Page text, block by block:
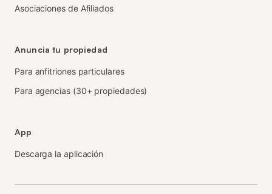
Asociaciones de Afiliados
Anuncia tu propiedad
Para anfitriones particulares
Para agencias (30+ propiedades)
App
Descarga la aplicación